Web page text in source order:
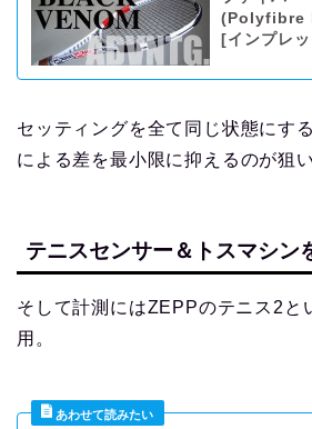
(Polyfibre
[インプレ
セッティングを全て同じ状態にす
による差を最小限に抑えるのが狙い
テニスセンサー＆トスマシン
そして計測にはZEPPのテニス2と
用。